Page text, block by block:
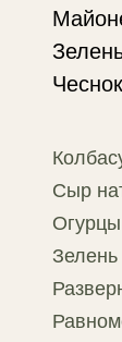
Сыр
Зелень